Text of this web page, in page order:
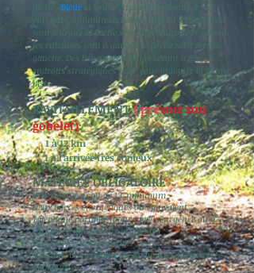
flèches
Bleue et vous retrouverez ensuite le
parcours commun en Rouge.
Quand les rubalises
sont à droite la flèche sera vers la droite et quand
les rubalises sont à gauche la flèche sera vers la
gauche. Des bénévoles Vikings seront à des
endroits stratégiques pour vous indiquer la bonne
piste.
RAVITAILLEMENT(prévoir son
gobelet):
1 à 12 km
1 à l'arrivée très copieux
MATERIEL OBLIGATOIRE
Une réserve d'eau de 1 L minimum
Deux barres énergétiques ou équivalent
Téléphone portable (pour appel d'urgence au n°
d'urgence indiqué sur le dossard
Une couverture de survie.
A défaut, une pénalité de 30 minutes pourra être
appliquée.